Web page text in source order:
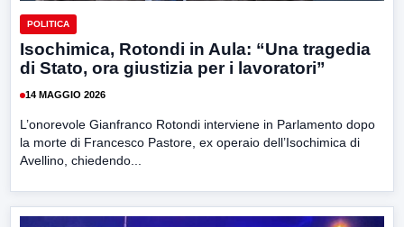
POLITICA
Isochimica, Rotondi in Aula: “Una tragedia
di Stato, ora giustizia per i lavoratori”
14 MAGGIO 2026
L’onorevole Gianfranco Rotondi interviene in Parlamento dopo
la morte di Francesco Pastore, ex operaio dell’Isochimica di
Avellino, chiedendo...